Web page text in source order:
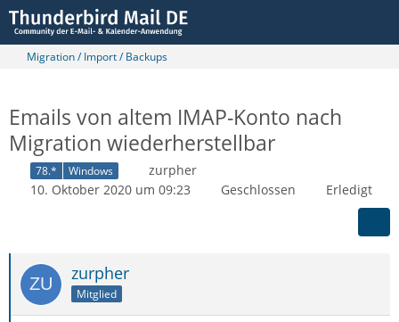
Migration / Import / Backups
Emails von altem IMAP-Konto nach
Migration wiederherstellbar
78.* Windows
zurpher
10. Oktober 2020 um 09:23
Geschlossen Erledigt
zurpher
Mitglied